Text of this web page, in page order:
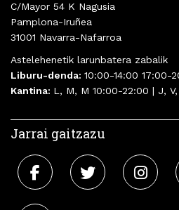
C/Mayor 54 K Nagusia
Pamplona-Iruñea
31001 Navarra-Nafarroa
Astelehenetik larunbatera zabalik
Liburu-denda: 10:00-14:00 17:00-
Kantina: L, M, M 10:00-22:00 | J,
Jarrai gaitzazu